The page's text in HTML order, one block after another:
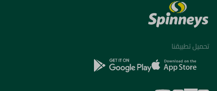
تحميل تطبيقنا